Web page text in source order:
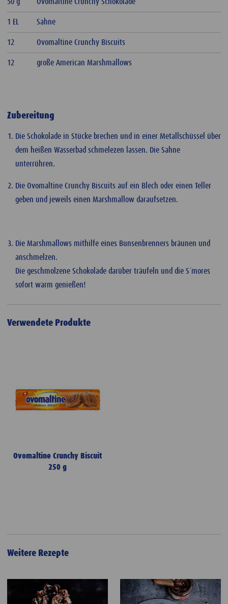
1 EL Sahne
12 Ovomaltine Crunchy Biscuits
12 große American Marshmallows
Zubereitung
Die Schokolade in Stücke brechen und in einer Metallschüssel über
dem heißen Wasserbad schmelezen lassen. Die Sahne
unterrühren.
Die Ovomaltine Crunchy Biscuits auf ein Blech oder einen Teller
geben und jeweils einen Marshmallow daraufsetzen.
Die Marshmallows mithilfe eines Bunsenbrenners bräunen und
anschmelzen.
Die geschmolzene Schokolade darüber träufeln und die S´mores
sofort warm genießen!
Verwendete Produkte
Ovomaltine Crunchy Biscuit
250 g
Weitere Rezepte